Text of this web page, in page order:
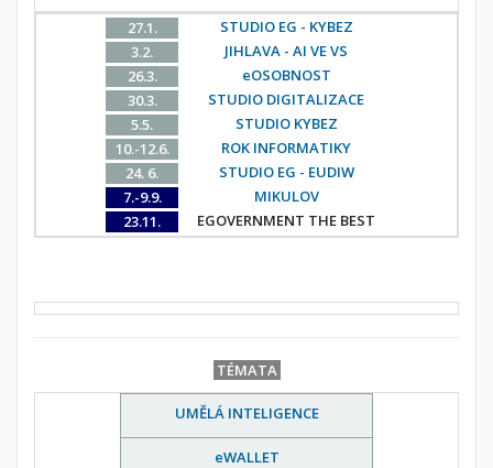
27.1.
STUDIO EG - KYBEZ
3.2.
JIHLAVA - AI VE VS
26.3.
eOSOBNOST
30.3.
STUDIO DIGITALIZACE
5.5.
STUDIO KYBEZ
10.-12.6.
ROK INFORMATIKY
24. 6.
STUDIO EG - EUDIW
7.-9.9.
MIKULOV
23.11.
EGOVERNMENT THE BEST
TÉMATA
UMĚLÁ INTELIGENCE
eWALLET